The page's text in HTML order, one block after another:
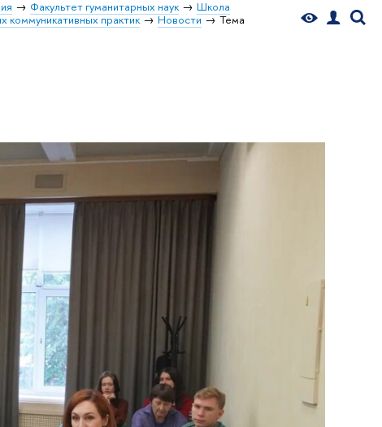
Факультет гуманитарных наук
Школа
коммуникативных практик Новости
Тема